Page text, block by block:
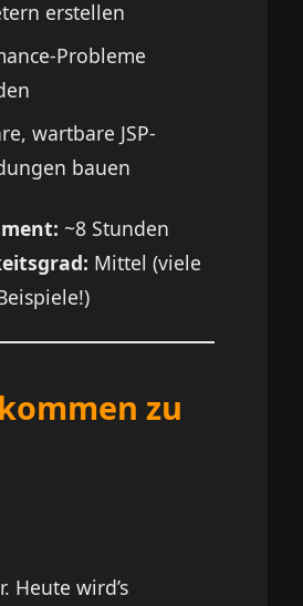
erstellen
Probleme
wartbare JSP-
bauen
~8 Stunden
Mittel (viele
zu
Heute wird’s